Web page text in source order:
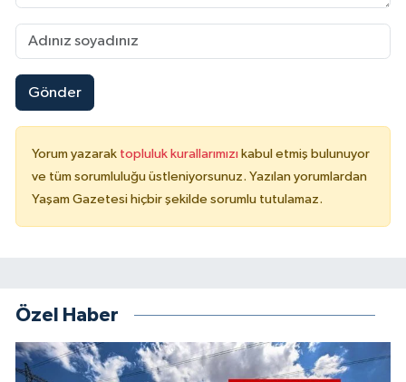
Gönder
Yorum yazarak topluluk kurallarımızı kabul etmiş bulunuyor
ve tüm sorumluluğu üstleniyorsunuz. Yazılan yorumlardan
Yaşam Gazetesi hiçbir şekilde sorumlu tutulamaz.
Özel Haber